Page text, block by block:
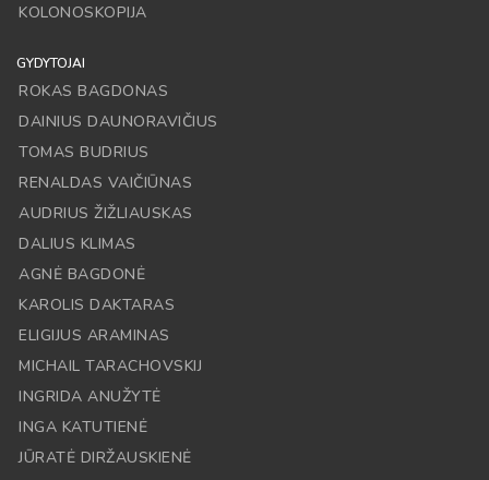
KOLONOSKOPIJA
GYDYTOJAI
ROKAS BAGDONAS
DAINIUS DAUNORAVIČIUS
TOMAS BUDRIUS
RENALDAS VAIČIŪNAS
AUDRIUS ŽIŽLIAUSKAS
DALIUS KLIMAS
AGNĖ BAGDONĖ
KAROLIS DAKTARAS
ELIGIJUS ARAMINAS
MICHAIL TARACHOVSKIJ
INGRIDA ANUŽYTĖ
INGA KATUTIENĖ
JŪRATĖ DIRŽAUSKIENĖ